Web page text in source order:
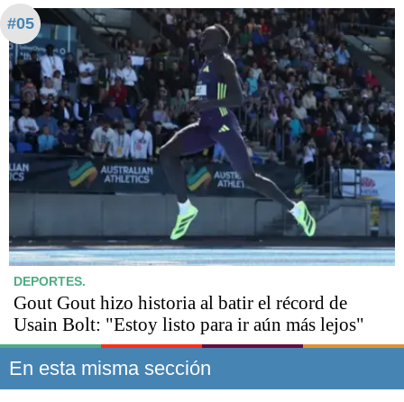
#05
DEPORTES.
Gout Gout hizo historia al batir el récord de
Usain Bolt: "Estoy listo para ir aún más lejos"
En esta misma sección